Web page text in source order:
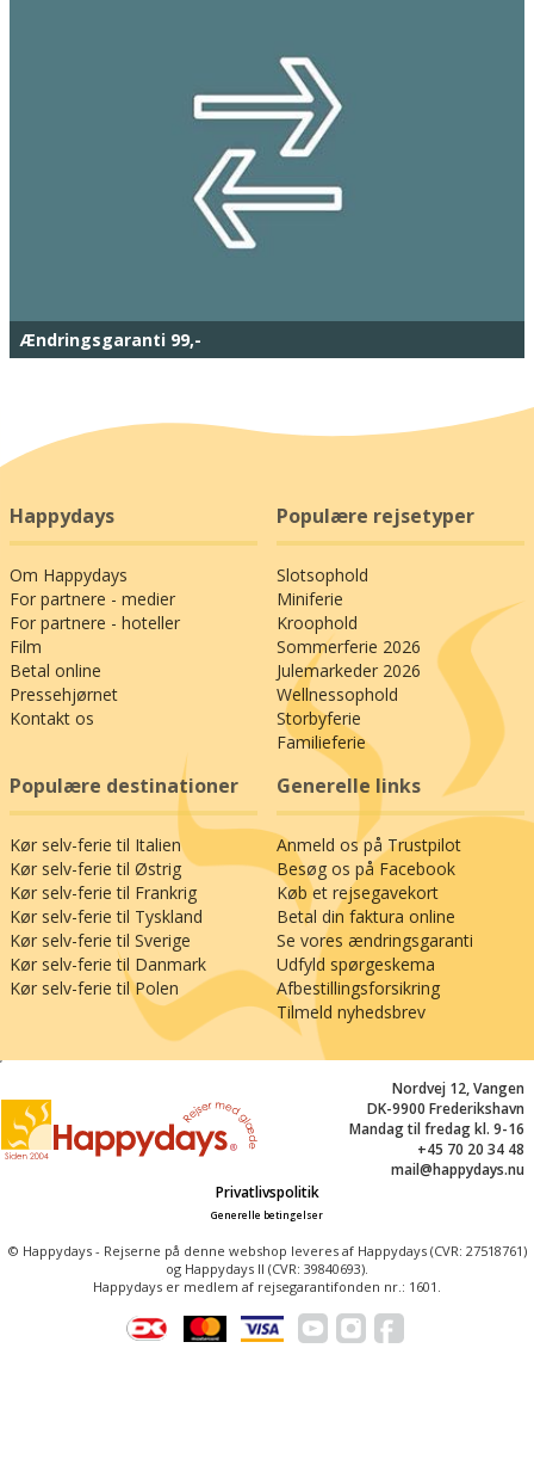
Ændringsgaranti 99,-
Happydays
Om Happydays
For partnere - medier
For partnere - hoteller
Film
Betal online
Pressehjørnet
Kontakt os
Populære rejsetyper
Slotsophold
Miniferie
Kroophold
Sommerferie 2026
Julemarkeder 2026
Wellnessophold
Storbyferie
Familieferie
Populære destinationer
Kør selv-ferie til Italien
Kør selv-ferie til Østrig
Kør selv-ferie til Frankrig
Kør selv-ferie til Tyskland
Kør selv-ferie til Sverige
Kør selv-ferie til Danmark
Kør selv-ferie til Polen
Generelle links
Anmeld os på Trustpilot
Besøg os på Facebook
Køb et rejsegavekort
Betal din faktura online
Se vores ændringsgaranti
Udfyld spørgeskema
Afbestillingsforsikring
Tilmeld nyhedsbrev
Nordvej 12, Vangen
DK-9900 Frederikshavn
Mandag til fredag kl. 9-16
+45 70 20 34 48
mail@happydays.nu
Privatlivspolitik
Generelle betingelser
© Happydays - Rejserne på denne webshop leveres af Happydays (CVR: 27518761)
og Happydays II (CVR: 39840693).
Happydays er medlem af rejsegarantifonden nr.: 1601.